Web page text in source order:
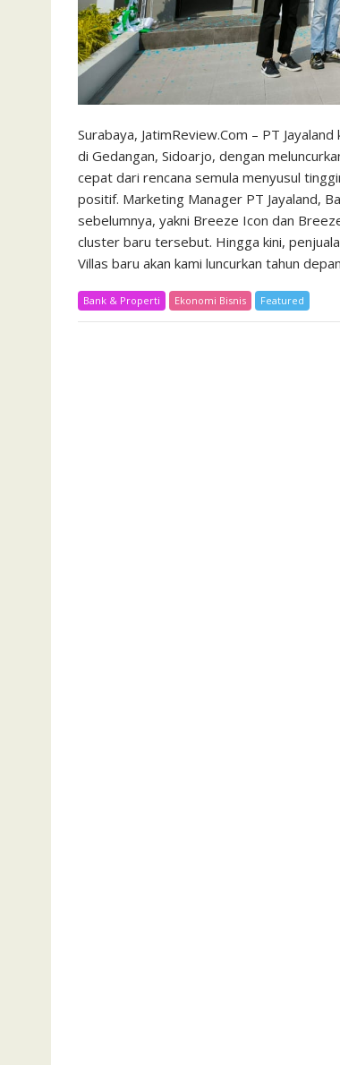
Surabaya, JatimReview.Com – PT
di Gedangan, Sidoarjo, dengan
cepat dari rencana semula menyusul
positif. Marketing Manager PT Jayaland,
sebelumnya, yakni Breeze Icon dan
cluster baru tersebut. Hingga kini,
Villas baru akan kami luncurkan tahun
Bank & Properti Ekonomi Bisnis Featured